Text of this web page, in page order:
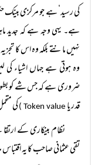
کی رسید‘ ہے جو مرکزی
ہے۔ یہی وجہ ہے کہ جدید
نہیں مانتے بلکہ وہ اس کا تجزیہCredit economy
وہ ہوتی ہے جہاں اشیاء
ضروری ہے کہ جس شے کو بطور
قدر یا Token value ) کی
نظام بینکاری کے
تقی عثمانی صاحب کا یہ اقتباس